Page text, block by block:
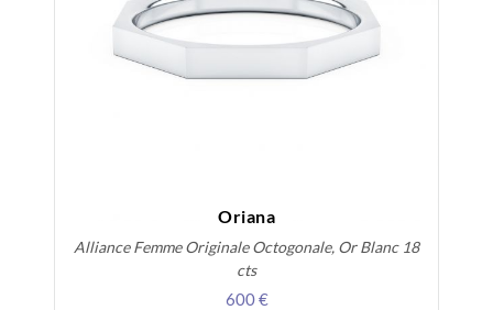
Oriana
Alliance Femme Originale Octogonale, Or Blanc 18
cts
600 €